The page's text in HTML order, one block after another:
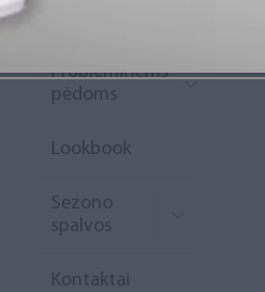
Probleminėms
pėdoms
Lookbook
Sezono
spalvos
Kontaktai